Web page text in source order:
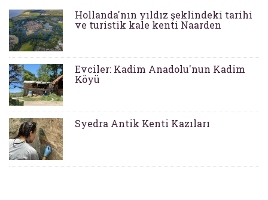
Hollanda'nın yıldız şeklindeki tarihi
ve turistik kale kenti Naarden
Evciler: Kadim Anadolu'nun Kadim
Köyü
Syedra Antik Kenti Kazıları